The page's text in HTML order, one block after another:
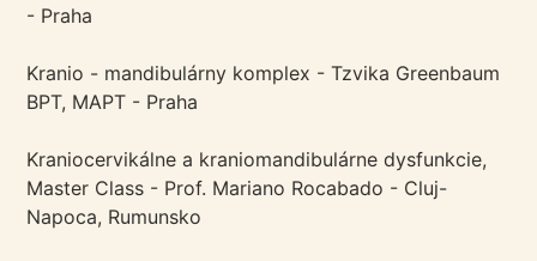
- Praha
Kranio - mandibulárny komplex - Tzvika Greenbaum
BPT, MAPT - Praha
Kraniocervikálne a kraniomandibulárne dysfunkcie,
Master Class - Prof. Mariano Rocabado - Cluj-
Napoca, Rumunsko